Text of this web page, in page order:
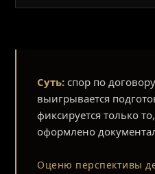
Суть: спор по
выигрывается
фиксируется только
оформлено
Оценю перспективы